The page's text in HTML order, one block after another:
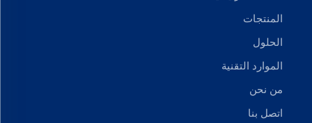
المنتجات
الحلول
الموارد التقنية
من نحن
اتصل بنا